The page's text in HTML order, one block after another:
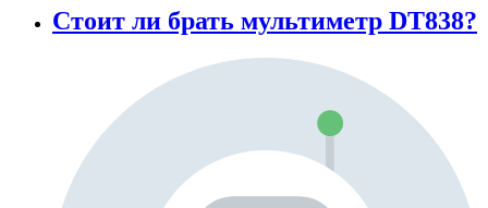
Стоит ли брать мультиметр DT838?